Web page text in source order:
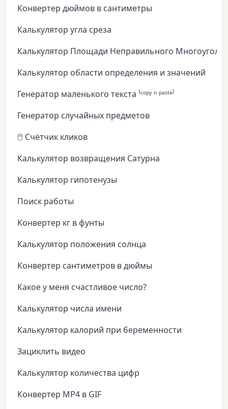
Конвертер дюймов в сантиметры
Калькулятор угла среза
Калькулятор Площади Неправильного
Калькулятор области определения и значений
Генератор маленького текста ⁽ᶜᵒᵖʸ ⁿ ᵖᵃˢᵗᵉ⁾
Генератор случайных предметов
🖱️ Счётчик кликов
Калькулятор возвращения Сатурна
Калькулятор гипотенузы
Поиск работы
Конвертер кг в фунты
Калькулятор положения солнца
Конвертер сантиметров в дюймы
Какое у меня счастливое число?
Калькулятор числа имени
Калькулятор калорий при беременности
Зациклить видео
Калькулятор количества цифр
Конвертер MP4 в GIF